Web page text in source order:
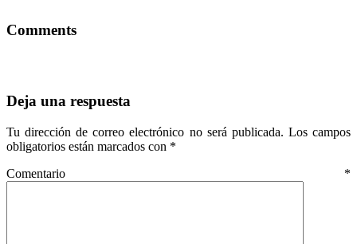
Comments
Deja una respuesta
Tu dirección de correo electrónico no será publicada. Los campos
obligatorios están marcados con *
Comentario *